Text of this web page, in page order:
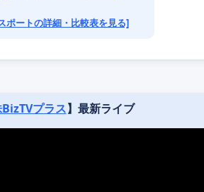
ポートの詳細・比較表を見る]
プラス】最新ライブ